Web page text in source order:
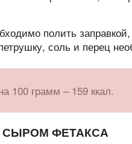
полить
соль и перец
100 грамм – 159 ккал.
СЫРОМ ФЕТАКСА